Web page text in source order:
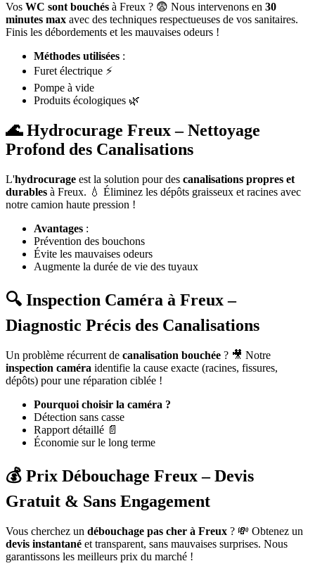
Vos WC sont bouchés à Freux ? 😨 Nous intervenons en 30
minutes max avec des techniques respectueuses de vos sanitaires.
Finis les débordements et les mauvaises odeurs !
Méthodes utilisées :
Furet électrique ⚡
Pompe à vide
Produits écologiques 🌿
🌊 Hydrocurage Freux – Nettoyage
Profond des Canalisations
L'hydrocurage est la solution pour des canalisations propres et
durables à Freux. 💧 Éliminez les dépôts graisseux et racines avec
notre camion haute pression !
Avantages :
Prévention des bouchons
Évite les mauvaises odeurs
Augmente la durée de vie des tuyaux
🔍 Inspection Caméra à Freux –
Diagnostic Précis des Canalisations
Un problème récurrent de canalisation bouchée ? 🎥 Notre
inspection caméra identifie la cause exacte (racines, fissures,
dépôts) pour une réparation ciblée !
Pourquoi choisir la caméra ?
Détection sans casse
Rapport détaillé 📄
Économie sur le long terme
💰 Prix Débouchage Freux – Devis
Gratuit & Sans Engagement
Vous cherchez un débouchage pas cher à Freux ? 💸 Obtenez un
devis instantané et transparent, sans mauvaises surprises. Nous
garantissons les meilleurs prix du marché !